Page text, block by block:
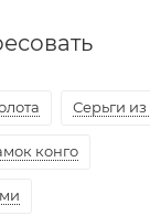
Серьги из
конго